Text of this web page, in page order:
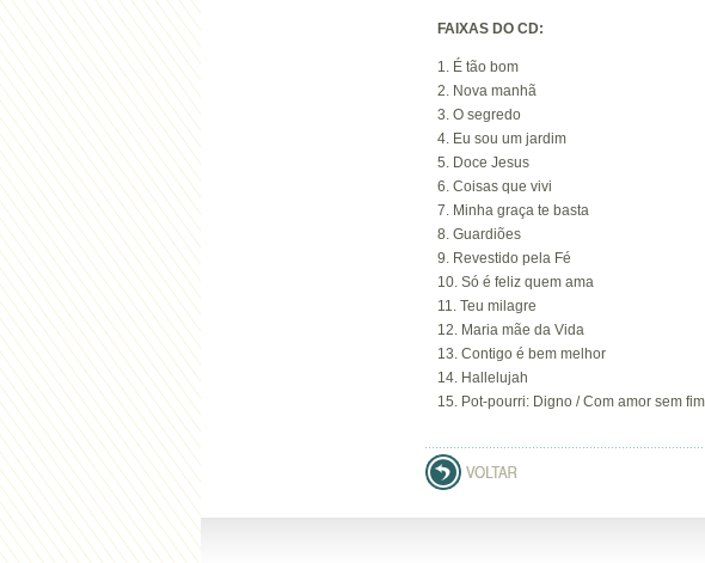
FAIXAS DO CD:
1. É tão bom
2. Nova manhã
3. O segredo
4. Eu sou um jardim
5. Doce Jesus
6. Coisas que vivi
7. Minha graça te basta
8. Guardiões
9. Revestido pela Fé
10. Só é feliz quem ama
11. Teu milagre
12. Maria mãe da Vida
13. Contigo é bem melhor
14. Hallelujah
15. Pot-pourri: Digno / Com amor sem fim